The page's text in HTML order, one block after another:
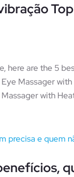
here are the 5
Massager
with